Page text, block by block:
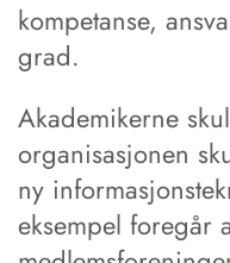
kompetanse,
grad.
Akademikerne
organisasjonen
ny
eksempel foregår